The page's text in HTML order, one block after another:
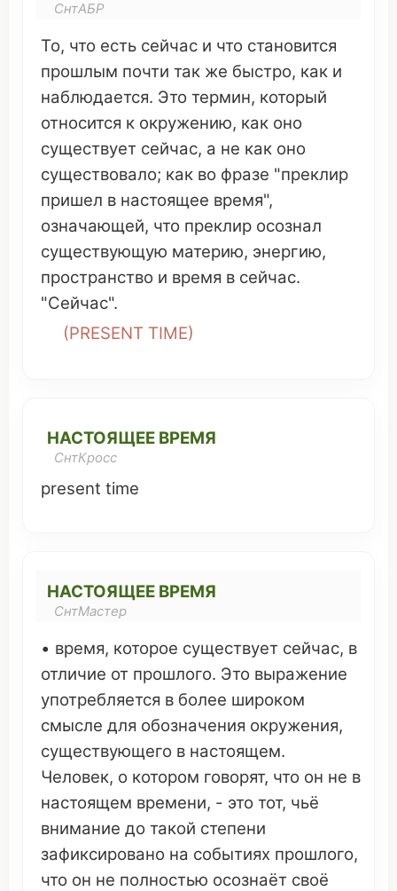
СнтАБР
То, что есть сейчас и что становится
прошлым почти так же быстро, как и
наблюдается. Это термин, который
относится к окружению, как оно
существует сейчас, а не как оно
существовало; как во фразе "преклир
пришел в настоящее время",
означающей, что преклир осознал
существующую материю, энергию,
пространство и время в сейчас.
"Сейчас".
(PRESENT TIME)
НАСТОЯЩЕЕ ВРЕМЯ
СнтКросс
present time
НАСТОЯЩЕЕ ВРЕМЯ
СнтМастер
• время, которое существует сейчас, в
отличие от прошлого. Это выражение
употребляется в более широком
смысле для обозначения окружения,
существующего в настоящем.
Человек, о котором говорят, что он не в
настоящем времени, - это тот, чьё
внимание до такой степени
зафиксировано на событиях прошлого,
что он не полностью осознаёт своё